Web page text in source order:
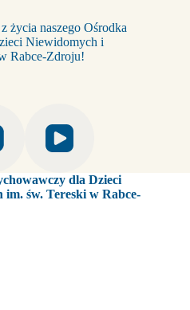
życia naszego Ośrodka
Niewidomych i
Rabce-Zdroju!
dla Dzieci
im. św. Tereski w Rabce-